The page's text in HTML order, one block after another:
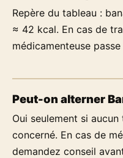
Repère du tableau :
≈ 42 kcal. En cas de
médicamenteuse
Peut-on alterner
Oui seulement si
concerné. En cas de
demandez conseil